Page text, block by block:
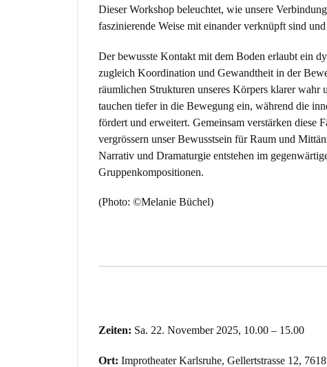
Dieser Workshop beleuchtet, wie unsere
faszinierende Weise mit einander verknüpft sind
Der bewusste Kontakt mit dem Boden erlaubt ein
zugleich Koordination und Gewandtheit in der
räumlichen Strukturen unseres Körpers klarer
tauchen tiefer in die Bewegung ein, während die
fördert und erweitert. Gemeinsam verstärken diese
vergrössern unser Bewusstsein für Raum und
Narrativ und Dramaturgie entstehen im
Gruppenkompositionen.
(Photo: ©Melanie Büchel)
Zeiten: Sa. 22. November 2025, 10.00 – 15.00
Ort: Improtheater Karlsruhe, Gellertstrasse 12,